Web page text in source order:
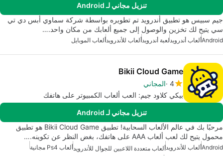
تنزيل مجاني لـ Android
جيم سبيس هو تطبيق أندرويد تم تطويره بواسطة شركة سماوي أبس دي تي
سي يتيح لك تخزين والوصول إلى جميع ألعابك من مكان واحد.…
Androidألعاب أندرويدلعبة أندرويدألعاب للأندرويدألعاب الموبايل
Bikii Cloud Game
4 المجاني
بيكي كلاود جيم: العب ألعاب الكمبيوتر على هاتفك
تنزيل مجاني لـ Android
مرحبًا بك في عالم الألعاب السحابية! تطبيق Bikii Cloud Game هو تطبيق
محمول يتيح لك لعب ألعاب AAA على هاتفك، بغض النظر عن تكوينه.…
Androidألعاب للأندرويدألعاب متعددة اللاعبين للجوال للأندرويدألعاب Ps4 مجانية